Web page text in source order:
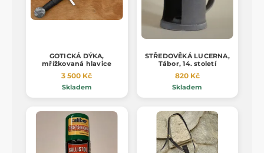
GOTICKÁ DÝKA,
mřížkovaná hlavice
3 500 Kč
Skladem
STŘEDOVĚKÁ LUCERNA,
Tábor, 14. století
820 Kč
Skladem